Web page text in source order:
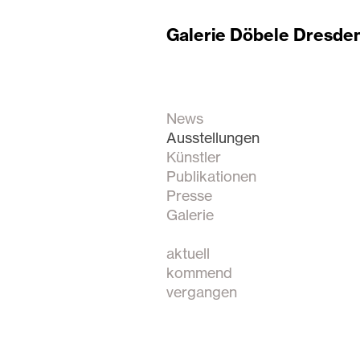
Galerie Döbele
News
Ausstellungen
Künstler
Publikationen
Presse
Galerie
aktuell
kommend
vergangen